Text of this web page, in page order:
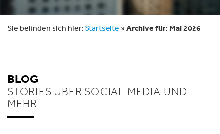
Sie befinden sich hier: Startseite » Archive für: Mai 2026
BLOG
STORIES ÜBER SOCIAL MEDIA UND
MEHR